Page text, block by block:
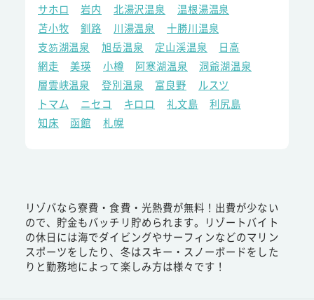
サホロ
岩内 北湯沢温泉
温根湯温泉
苫小牧
釧路 川湯温泉
十勝川温泉
支笏湖温泉
旭岳温泉 定山渓温泉
日高
網走
美瑛 小樽 阿寒湖温泉
洞爺湖温泉
層雲峡温泉
登別温泉 富良野
ルスツ
トマム
ニセコ キロロ 礼文島
利尻島
知床
函館 札幌
リゾバなら寮費・食費・光熱費が無料！出費が少ない
ので、貯金もバッチリ貯められます。リゾートバイト
の休日には海でダイビングやサーフィンなどのマリン
スポーツをしたり、冬はスキー・スノーボードをした
りと勤務地によって楽しみ方は様々です！